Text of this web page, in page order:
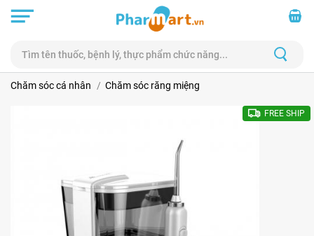
Chăm sóc cá nhân Chăm sóc răng miệng
FREE SHIP